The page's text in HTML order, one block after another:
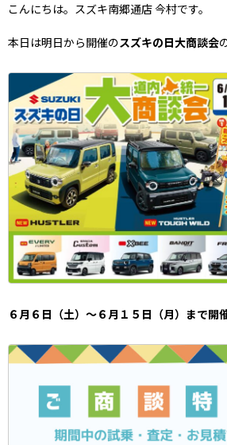
こんにちは。スズキ南郷通店 今村です。
本日は明日から開催のスズキの日大商談会
６月６日（土）～６月１５日（月）まで開